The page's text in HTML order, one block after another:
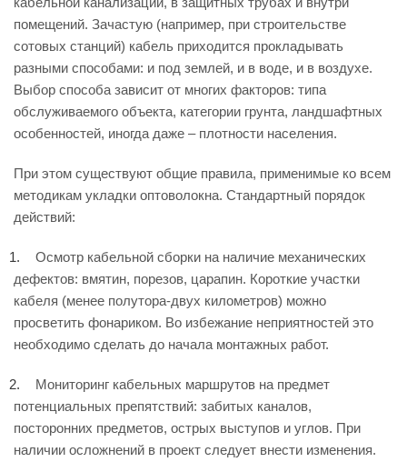
помещений. Зачастую (например, при строительстве
сотовых станций) кабель приходится прокладывать
разными способами: и под землей, и в воде, и в воздухе.
Выбор способа зависит от многих факторов: типа
обслуживаемого объекта, категории грунта, ландшафтных
особенностей, иногда даже – плотности населения.
При этом существуют общие правила, применимые ко всем
методикам укладки оптоволокна. Стандартный порядок
действий:
Осмотр кабельной сборки на наличие механических
дефектов: вмятин, порезов, царапин. Короткие участки
кабеля (менее полутора-двух километров) можно
просветить фонариком. Во избежание неприятностей это
необходимо сделать до начала монтажных работ.
Мониторинг кабельных маршрутов на предмет
потенциальных препятствий: забитых каналов,
посторонних предметов, острых выступов и углов. При
наличии осложнений в проект следует внести изменения.